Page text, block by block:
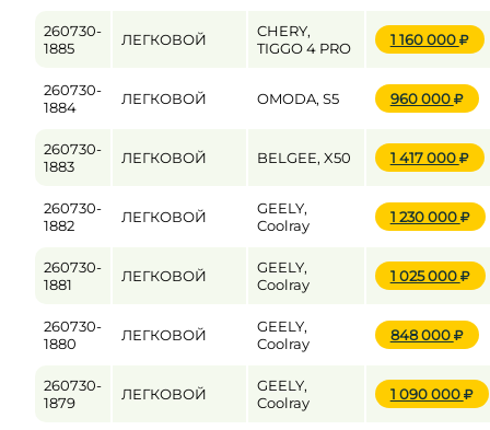
260730-
1885
ЛЕГКОВОЙ
CHERY,
TIGGO 4 PRO
1 160 000
260730-
1884
ЛЕГКОВОЙ OMODA, S5 960 000
260730-
1883
ЛЕГКОВОЙ BELGEE, X50 1 417 000
260730-
1882
ЛЕГКОВОЙ
GEELY,
Coolray
1 230 000
260730-
1881
ЛЕГКОВОЙ
GEELY,
Coolray
1 025 000
260730-
1880
ЛЕГКОВОЙ
GEELY,
Coolray
848 000
260730-
1879
ЛЕГКОВОЙ
GEELY,
Coolray
1 090 000